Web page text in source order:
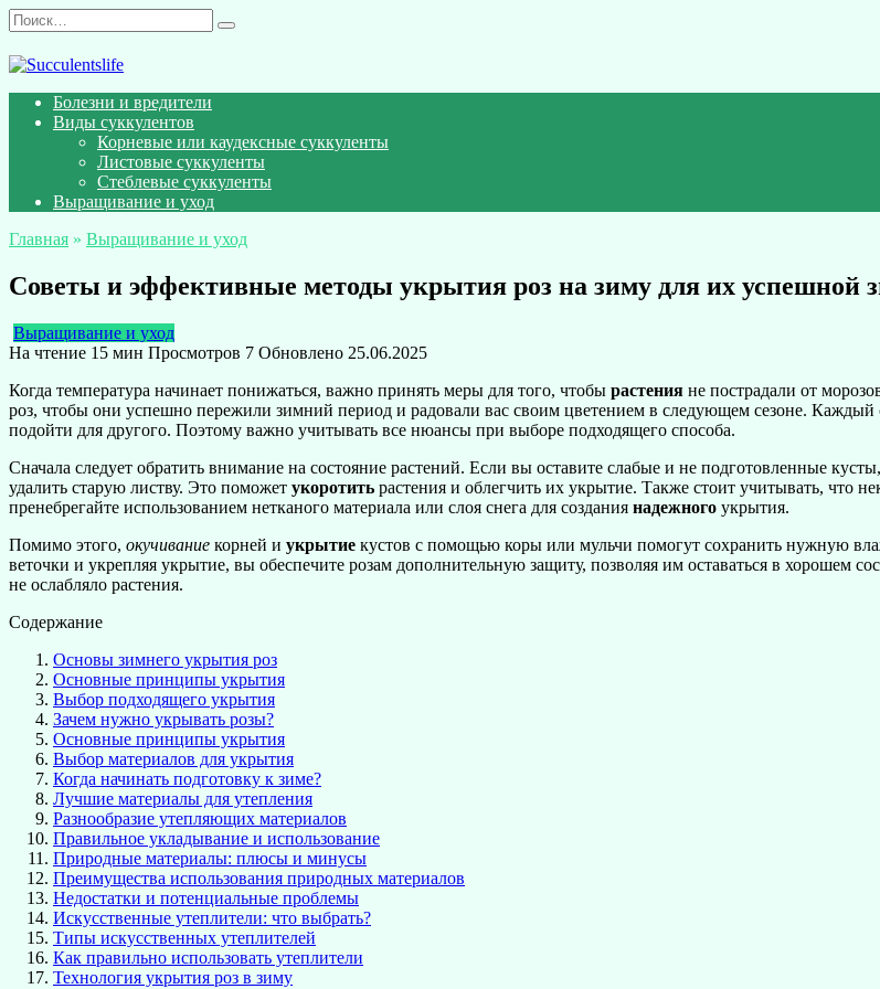
Перейти
к
содержанию
Search
for:
Болезни и вредители
Виды суккулентов
Корневые или каудексные суккуленты
Листовые суккуленты
Стеблевые суккуленты
Выращивание и уход
Главная » Выращивание и уход
Советы и эффективные методы укрытия роз на зиму для их успешной
Выращивание и уход
На чтение 15 мин Просмотров 7 Обновлено 25.06.2025
Когда температура начинает понижаться, важно принять меры для того, чтобы растения не пострадали от
роз, чтобы они успешно пережили зимний период и радовали вас своим цветением в следующем сезоне. Каждый
подойти для другого. Поэтому важно учитывать все нюансы при выборе подходящего способа.
Сначала следует обратить внимание на состояние растений. Если вы оставите слабые и не подготовленные
удалить старую листву. Это поможет укоротить растения и облегчить их укрытие. Также стоит учитывать, что
пренебрегайте использованием нетканого материала или слоя снега для создания надежного укрытия.
Помимо этого, окучивание корней и укрытие кустов с помощью коры или мульчи помогут сохранить нужную
веточки и укрепляя укрытие, вы обеспечите розам дополнительную защиту, позволяя им оставаться в хорошем
не ослабляло растения.
Содержание
Основы зимнего укрытия роз
Основные принципы укрытия
Выбор подходящего укрытия
Зачем нужно укрывать розы?
Основные принципы укрытия
Выбор материалов для укрытия
Когда начинать подготовку к зиме?
Лучшие материалы для утепления
Разнообразие утепляющих материалов
Правильное укладывание и использование
Природные материалы: плюсы и минусы
Преимущества использования природных материалов
Недостатки и потенциальные проблемы
Искусственные утеплители: что выбрать?
Типы искусственных утеплителей
Как правильно использовать утеплители
Технология укрытия роз в зиму